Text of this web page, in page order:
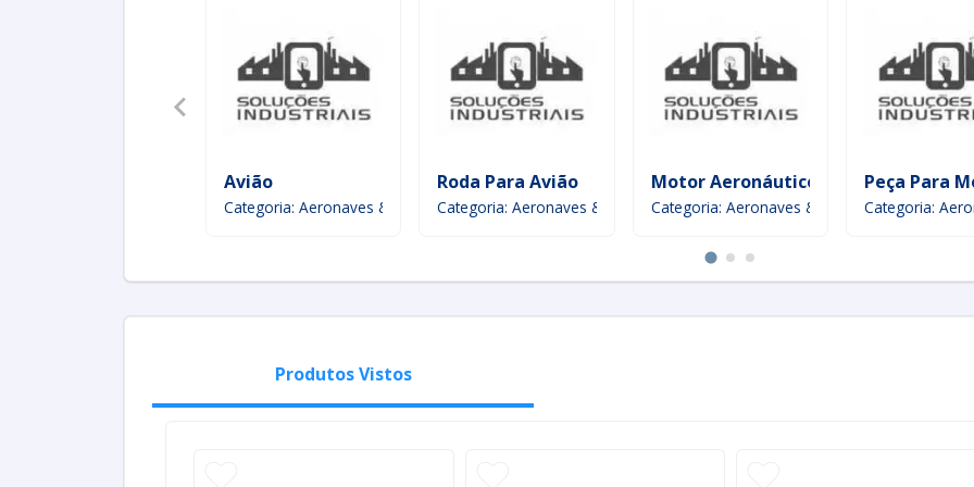
Avião
Categoria: Aeronaves & Aeroespacial
Roda Para Avião
Categoria: Aeronaves & Aeroespacial
Motor Aeronáutico
Categoria: Aeronaves & Aeroespacial
Peça Para
Categoria:
Produtos Vistos